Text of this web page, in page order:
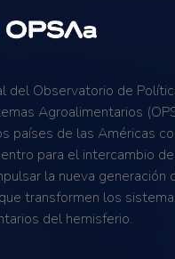
del Observatorio de
Agroalimentarios
países de las Américas
para el intercambio de
la nueva generación
transformen los
del hemisferio.